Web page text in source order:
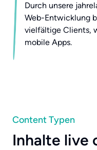
Durch unsere
Web-Entwicklung
vielfältige Clients,
mobile Apps.
Content Typen
Inhalte live